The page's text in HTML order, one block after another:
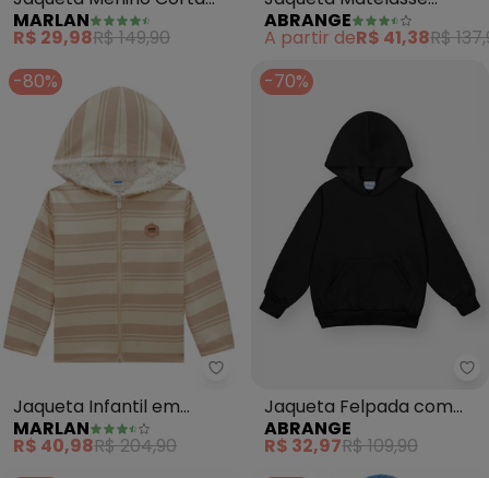
Vento Play Now (Azul)
MARLAN
R$ 29,98R$ 149,90
(Amarelo)
ABRANGE
A partir deR$ 41,38R$
-80%
Marlan - Jaqueta Infantil em
Jaqueta Infantil em
Moletom Listrado (Bege)
MARLAN
R$ 40,98R$ 204,90
-70%
Jaqueta Felpada com
Capuz Infantil Menino
(Preto)
ABRANGE
R$ 32,97R$ 109,90